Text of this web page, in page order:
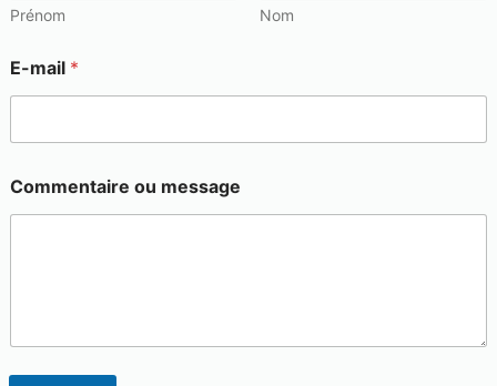
Prénom Nom
E-mail *
Commentaire ou message